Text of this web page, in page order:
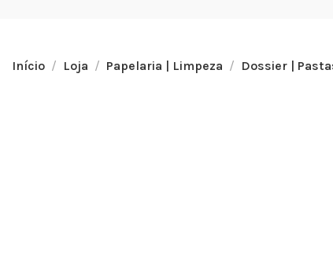
Início Loja Papelaria | Limpeza Dossier |